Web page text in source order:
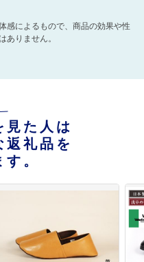
感によるもので、商品の効果や性
ありません。
見た人は
返礼品を
。